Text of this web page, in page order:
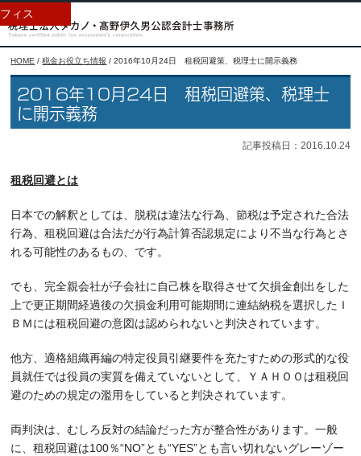
ィス
HOME /税金お役立ち情報 /2016年10月24日 租税回避策、税理士に開示義務
2016年10月24日 租税回避策、税理士
に開示義務
記事投稿日：2016.10.24
租税回避とは
日本での解釈としては、脱税は違法な行為、節税は予定された合法
行為、租税回避は合法だが行為計算否認規定により不当な行為とさ
れる可能性のあるもの、です。
でも、完全親会社が子会社に自己株を取得させて欠損金創出をした
上で更正期間経過後の欠損金利用可能期間に連結納税を選択したＩ
ＢＭには租税回避の意図は認められないと判決されています。
他方、適格組織再編の特定役員引継要件を充たすための形式的な役
員就任では役員の実質を備えていないとして、ＹＡＨＯＯは租税回
避のための規定の濫用をしていると判決されています。
両判決は、むしろ反対の結論だった方が整合性があります。一般
に、租税回避は100％“NO”とも“YES”とも言い切れないグレーゾー